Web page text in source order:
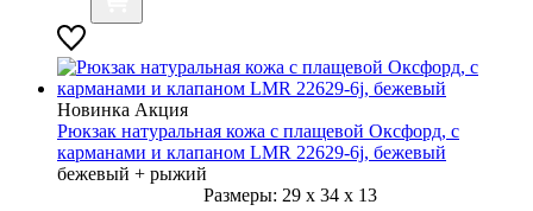
Новинка Акция
Рюкзак натуральная кожа с плащевой Оксфорд, с
карманами и клапаном LMR 22629-6j, бежевый
бежевый + рыжий
Размеры: 29 x 34 x 13